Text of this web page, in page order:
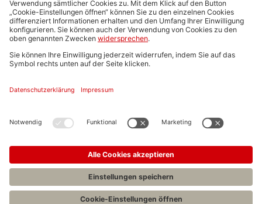
ALLGEMEIN
FAQs
Impressum
Stellenangebote C.H.BECK